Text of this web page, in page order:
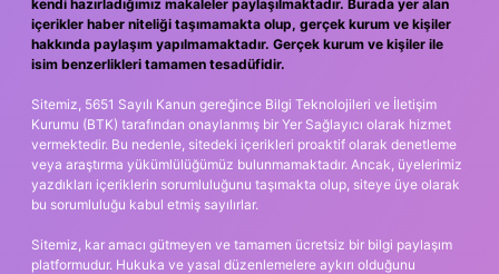
kendi hazırladığımız makaleler paylaşılmaktadır. Burada yer alan
içerikler haber niteliği taşımamakta olup, gerçek kurum ve kişiler
hakkında paylaşım yapılmamaktadır. Gerçek kurum ve kişiler ile
isim benzerlikleri tamamen tesadüfidir.
Sitemiz, 5651 Sayılı Kanun gereğince Bilgi Teknolojileri ve İletişim
Kurumu (BTK) tarafından onaylanmış bir Yer Sağlayıcı olarak hizmet
vermektedir. Bu nedenle, sitedeki içerikleri proaktif olarak denetleme
veya araştırma yükümlülüğümüz bulunmamaktadır. Ancak, üyelerimiz
yazdıkları içeriklerin sorumluluğunu taşımakta olup, siteye üye olarak
bu sorumluluğu kabul etmiş sayılırlar.
Sitemiz, kar amacı gütmeyen ve tamamen ücretsiz bir bilgi paylaşım
platformudur. Hukuka ve yasal düzenlemelere aykırı olduğunu